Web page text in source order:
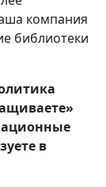
компания
библиотеки
в